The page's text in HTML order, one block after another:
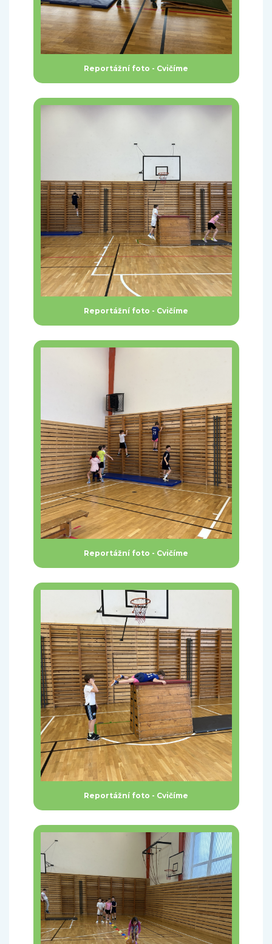
Reportážní foto - Cvičíme
Reportážní foto - Cvičíme
Reportážní foto - Cvičíme
Reportážní foto - Cvičíme